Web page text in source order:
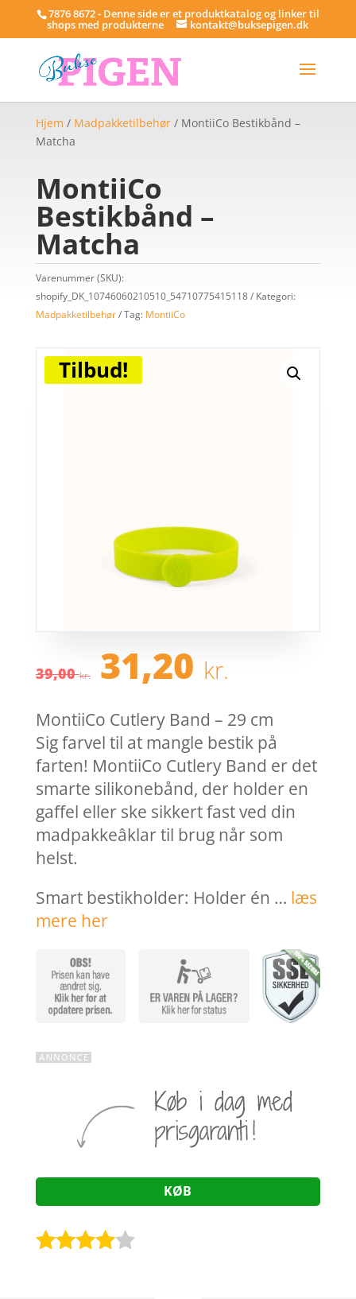
7876 8672 - Denne side er et produktkatalog og linker til
shops med produkterne kontakt@buksepigen.dk
Hjem / Madpakketilbehør/ MontiiCo Bestikbånd –
Matcha
MontiiCo
Bestikbånd –
Matcha
Varenummer (SKU):
shopify_DK_10746060210510_54710775415118
Kategori:
Madpakketilbehør
Tag: MontiiCo
Tilbud!
39,00kr. Den
oprindelige
pris
var:
39,00 kr..
31,20 kr.
pris
er:
31,20
MontiiCo Cutlery Band – 29 cm
Sig farvel til at mangle bestik på
farten! MontiiCo Cutlery Band er det
smarte silikonebånd, der holder en
gaffel eller ske sikkert fast ved din
madpakkeâklar til brug når som
helst.
Smart bestikholder: Holder én … læs
mere her
KØB